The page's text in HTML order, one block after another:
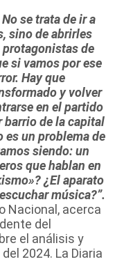
se trata de ir a
sino de abrirles
protagonistas de
si vamos por ese
Hay que
y volver
en el partido
barrio de la capital
es un problema de
siendo: un
que hablan en
¿El aparato
música?”.
Nacional, acerca
del
el análisis y
2024. La Diaria